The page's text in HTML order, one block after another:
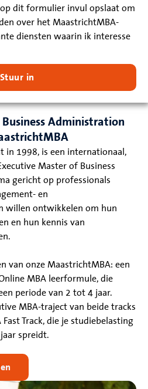
dit formulier invul opslaat om
over het MaastrichtMBA-
diensten waarin ik interesse
Stuur in
Administration
in 1998, is een internationaal,
Master of Business
gericht op professionals
en
willen ontwikkelen om hun
en hun kennis van
van onze MaastrichtMBA: een
MBA leerformule, die
periode van 2 tot 4 jaar.
MBA-traject van beide tracks
Track, die je studiebelasting
spreidt.